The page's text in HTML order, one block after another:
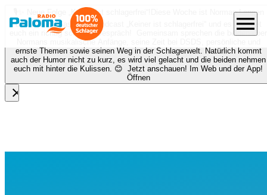
🎙️✨ Neue Folge „Keiner ist schlagerfrei“!
Diese Woche ist Norman Langen
bei Nora zu Gast beim Podcast „Keiner ist schlagerfrei“ und es erwartet
euch ein richtig schönes Gespräch! Gemeinsam sprechen die beiden über
Normans musikalische Anfänge, seine Zeit bei DSDS, persönliche und
ernste Themen sowie seinen Weg in der Schlagerwelt. Natürlich kommt
auch der Humor nicht zu kurz, es wird viel gelacht und die beiden nehmen
euch mit hinter die Kulissen. 😊 Jetzt anschauen! Im Web und der App!
Öffnen
close
menu